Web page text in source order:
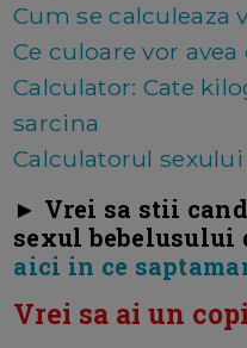
Cum se calculeaza
Ce culoare vor
Calculator: Cate
sarcina
Calculatorul
► Vrei sa stii
sexul bebelusului
aici in ce
Vrei sa ai un